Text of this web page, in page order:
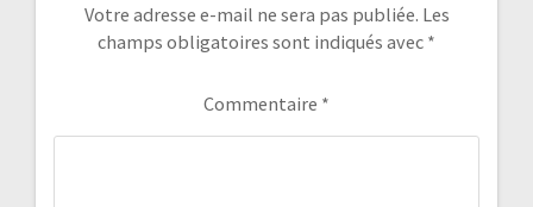
Votre adresse e-mail ne sera pas publiée. Les
champs obligatoires sont indiqués avec *
Commentaire *